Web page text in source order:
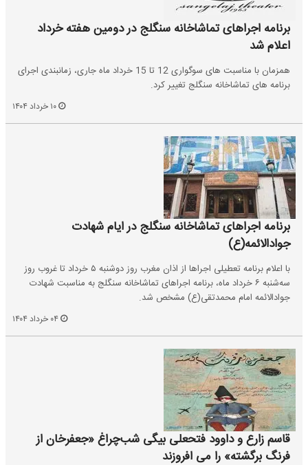
برنامه اجراهای تماشاخانه سنگلج در دومین هفته خرداد
اعلام شد
همزمان با مناسبت های سوگواری 12 تا 15 خرداد ماه جاری، زمانبندی اجرای
برنامه های تماشاخانه سنگلج تغییر کرد.
برنامه اجراهای تماشاخانه سنگلج در ایام شهادت
جوادالائمه(ع)
با اعلام برنامه تعطیلی اجراها از اذان مغرب روز دوشنبه ۵ خرداد تا غروب روز
سه‌شنبه ۶ خرداد ماه، برنامه اجراهای تماشاخانه سنگلج به مناسبت شهادت
جوادالائمه امام محمدتقی(ع) مشخص شد.
قاسم زارع و داوود فتحعلی بیگی شب‌چراغ «جعفرخان از
فرنگ برگشته» را می افروزند